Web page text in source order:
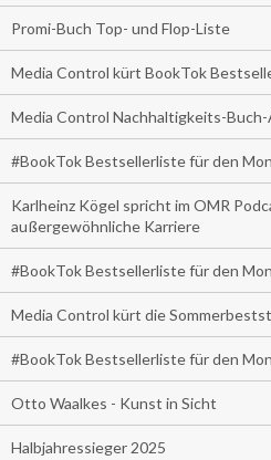
Promi-Buch Top- und Flop-Liste
Media Control kürt BookTok
Media Control Nachhaltigkeits-
#BookTok Bestsellerliste für den
Karlheinz Kögel spricht im OMR
außergewöhnliche Karriere
#BookTok Bestsellerliste für den
Media Control kürt die
#BookTok Bestsellerliste für den
Otto Waalkes - Kunst in Sicht
Halbjahressieger 2025